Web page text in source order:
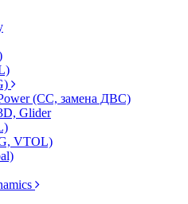
(CC, замена ДВС)
Glider
VTOL)